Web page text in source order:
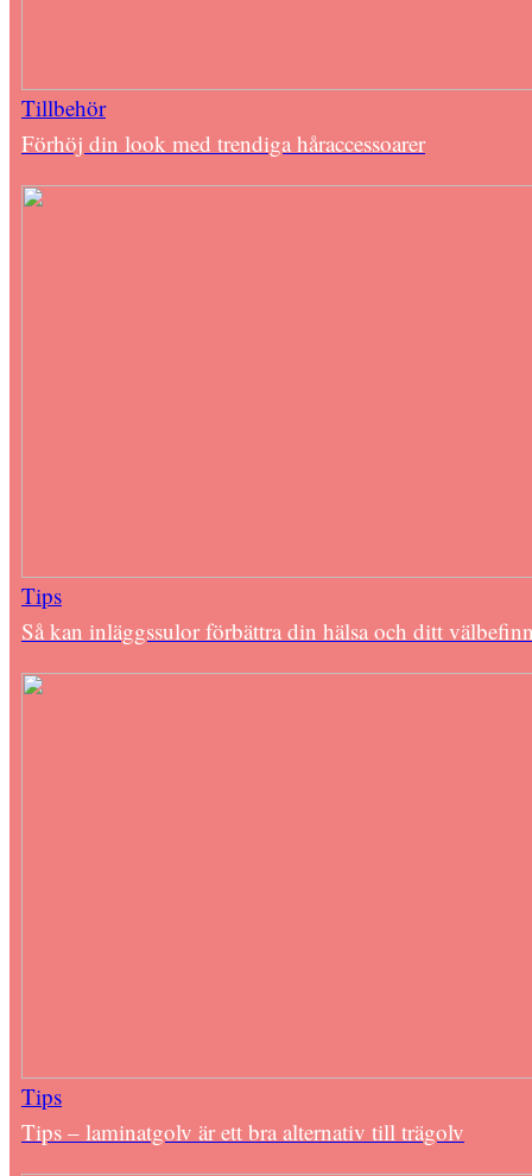
Tillbehör
Förhöj din look med trendiga håraccessoarer
Tips
Så kan inläggssulor förbättra din hälsa och ditt
Tips
Tips – laminatgolv är ett bra alternativ till trägolv